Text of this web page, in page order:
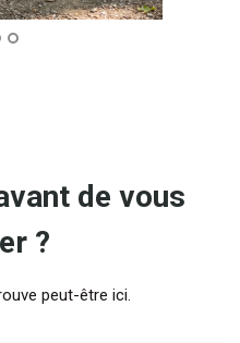
de vous
?
peut-être ici.